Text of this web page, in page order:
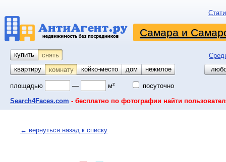
Самара и
купить снять
квартиру
комнату койко-место дом гараж
участок
нежилое
площадью — м² посуточно
Search4Faces.com - бесплатно по фотографии найти
← вернуться назад к списку